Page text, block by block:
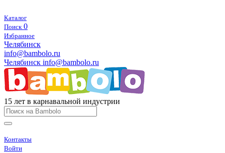
Каталог
Поиск 0
Избранное
Челябинск
info@bambolo.ru
Челябинск info@bambolo.ru
15 лет в карнавальной индустрии
Контакты
Войти